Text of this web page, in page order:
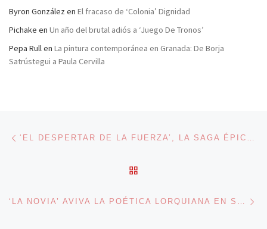
Byron González en El fracaso de ‘Colonia’ Dignidad
Pichake en Un año del brutal adiós a ‘Juego De Tronos’
Pepa Rull en La pintura contemporánea en Granada: De Borja
Satrústegui a Paula Cervilla
Navegación de entradas ‘EL DESPERTAR DE LA FUERZA’, LA SAGA ÉPICA SIGUE ARRASANDO LA TAQUILLA MUNDIAL
‘LA NOVIA’ AVIVA LA POÉTICA LORQUIANA EN SU LECTURA MÁS EMOTIVA